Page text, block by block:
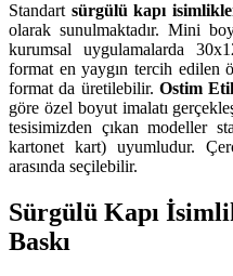
Standart sürgülü kapı
olarak sunulmaktadır. Mini
kurumsal uygulamalarda
format en yaygın tercih edilen
format da üretilebilir. Ostim
göre özel boyut imalatı
tesisimizden çıkan modeller
kartonet kart) uyumludur.
arasında seçilebilir.
Sürgülü Kapı
Baskı